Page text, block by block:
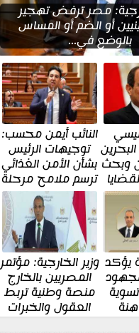
مصر ترفض تهجير
أو الضم أو المساس
بالوضع في...
وبحث
النائب أيمن محسب:
توجيهات الرئيس
بشأن الأمن الغذائي
ترسم ملامح مرحلة
جديدة
يؤكد وزير الخارجية: مؤتمر
المصريين بالخارج
منصة وطنية تربط
العقول والخبرات
المصرية بالدولة